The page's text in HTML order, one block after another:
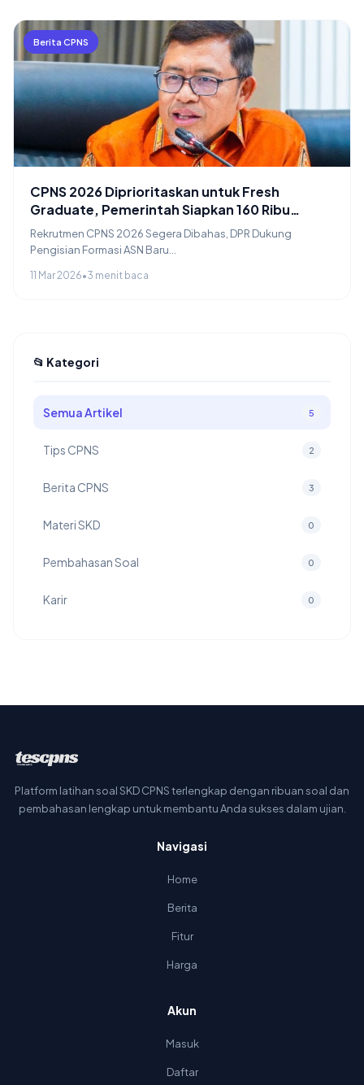
Berita CPNS
CPNS 2026 Diprioritaskan untuk Fresh
Graduate, Pemerintah Siapkan 160 Ribu
Formasi
Rekrutmen CPNS 2026 Segera Dibahas, DPR Dukung
Pengisian Formasi ASN Baru...
11 Mar 2026•3 menit baca
📂 Kategori
Semua Artikel 5
Tips CPNS 2
Berita CPNS 3
Materi SKD 0
Pembahasan Soal 0
Karir 0
Platform latihan soal SKD CPNS terlengkap dengan ribuan soal dan
pembahasan lengkap untuk membantu Anda sukses dalam ujian.
Navigasi
Home
Berita
Fitur
Harga
Akun
Masuk
Daftar